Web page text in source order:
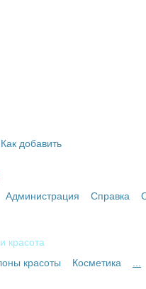
Администрация Справка
красота
красоты Косметика
Как добавить